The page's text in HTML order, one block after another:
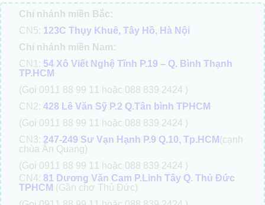
Chi nhánh miền Bắc:
CN5: 123C Thụy Khuê, Tây Hồ, Hà Nội
Chi nhánh miền Nam:
CN1: 54 Xô Viết Nghệ Tĩnh P.19 – Q. Bình Thạnh
TP.HCM
(Gọi 0911 88 99 11 hoặc 088 839 2424 )
CN2: 428 Lê Văn Sỹ P.2 Q.Tân bình TPHCM
(Gọi 0911 88 99 11 hoặc 088 839 2424 )
CN3: 247-249 Sư Vạn Hạnh P.9 Q.10, Tp.HCM (cạnh
chùa Ấn Quang)
(Gọi 0911 88 99 11 hoặc 088 839 2424 )
CN4: 81 Dương Văn Cam P.Linh Tây Q. Thủ Đức
TPHCM (Gần chợ Thủ Đức)